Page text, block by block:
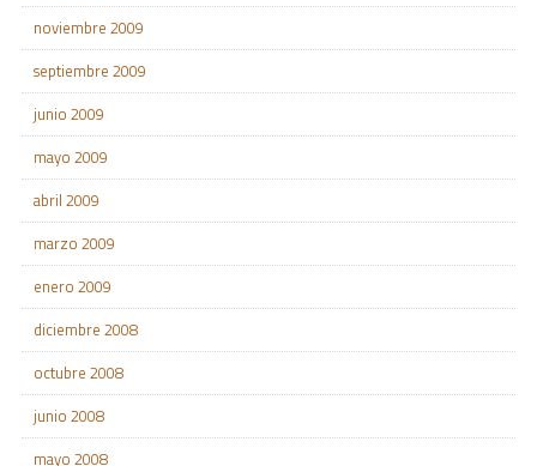
noviembre 2009
septiembre 2009
junio 2009
mayo 2009
abril 2009
marzo 2009
enero 2009
diciembre 2008
octubre 2008
junio 2008
mayo 2008